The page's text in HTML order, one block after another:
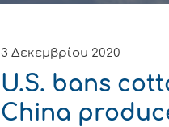
3 Δεκεμβρίου 2020
U.S. bans
China